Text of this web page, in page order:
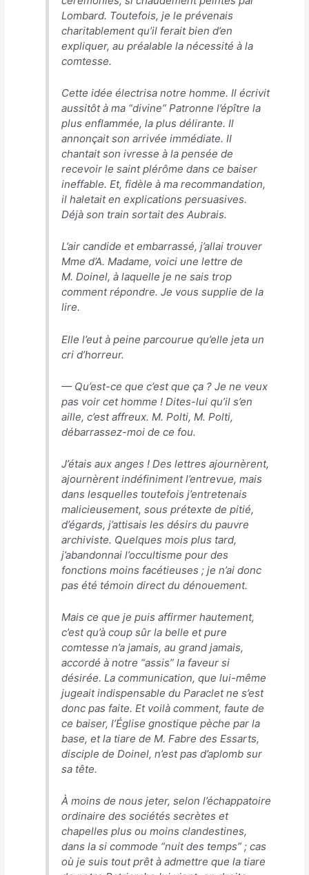
Lombard. Toutefois, je le prévenais
charitablement qu’il ferait bien d’en
expliquer, au préalable la nécessité à la
comtesse.
Cette idée électrisa notre homme. Il écrivit
aussitôt à ma “divine” Patronne l’épître la
plus enflammée, la plus délirante. Il
annonçait son arrivée immédiate. II
chantait son ivresse à la pensée de
recevoir le saint plérôme dans ce baiser
ineffable. Et, fidèle à ma recommandation,
il haletait en explications persuasives.
Déjà son train sortait des Aubrais.
L’air candide et embarrassé, j’allai trouver
Mme d’A. Madame, voici une lettre de
M. Doinel, à laquelle je ne sais trop
comment répondre. Je vous supplie de la
lire.
Elle l’eut à peine parcourue qu’elle jeta un
cri d’horreur.
— Qu’est-ce que c’est que ça ? Je ne veux
pas voir cet homme ! Dites-lui qu’il s’en
aille, c’est affreux. M. Polti, M. Polti,
débarrassez-moi de ce fou.
J’étais aux anges ! Des lettres ajournèrent,
ajournèrent indéfiniment l’entrevue, mais
dans lesquelles toutefois j’entretenais
malicieusement, sous prétexte de pitié,
d’égards, j’attisais les désirs du pauvre
archiviste. Quelques mois plus tard,
j’abandonnai l’occultisme pour des
fonctions moins facétieuses ; je n’ai donc
pas été témoin direct du dénouement.
Mais ce que je puis affirmer hautement,
c’est qu’à coup sûr la belle et pure
comtesse n’a jamais, au grand jamais,
accordé à notre “assis” la faveur si
désirée. La communication, que lui-même
jugeait indispensable du Paraclet ne s’est
donc pas faite. Et voilà comment, faute de
ce baiser, l’Église gnostique pèche par la
base, et la tiare de M. Fabre des Essarts,
disciple de Doinel, n’est pas d’aplomb sur
sa tête.
À moins de nous jeter, selon l’échappatoire
ordinaire des sociétés secrètes et
chapelles plus ou moins clandestines,
dans la si commode “nuit des temps” ; cas
où je suis tout prêt à admettre que la tiare